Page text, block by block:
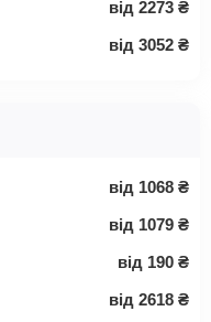
від 2273 ₴
від 3052 ₴
від 1068 ₴
від 1079 ₴
від 190 ₴
від 2618 ₴